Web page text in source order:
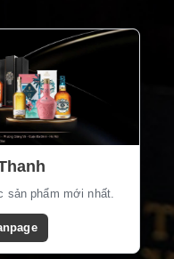
sản phẩm mới nhất.